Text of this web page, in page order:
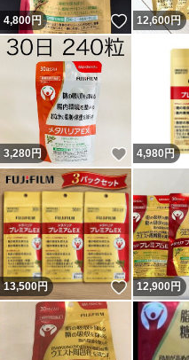
4,800円 いいね！
12,600円
3,280円 いいね！
4,980 円
13,500円 いいね！
12,900円